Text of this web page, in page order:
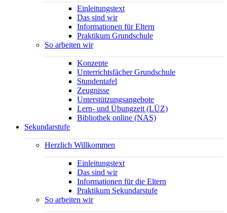
Einleitungstext
Das sind wir
Informationen für Eltern
Praktikum Grundschule
So arbeiten wir
Konzepte
Unterrichtsfächer Grundschule
Stundentafel
Zeugnisse
Unterstützungsangebote
Lern- und Übungzeit (LÜZ)
Bibliothek online (NAS)
Sekundarstufe
Herzlich Willkommen
Einleitungstext
Das sind wir
Informationen für die Eltern
Praktikum Sekundarstufe
So arbeiten wir